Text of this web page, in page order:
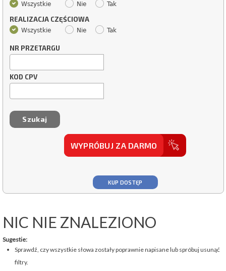
Wszystkie Nie Tak
REALIZACJA CZĘŚCIOWA
Wszystkie Nie Tak
NR PRZETARGU
KOD CPV
WYPRÓBUJ ZA DARMO
KUP DOSTĘP
NIC NIE ZNALEZIONO
Sugestie:
Sprawdź, czy wszystkie słowa zostały poprawnie napisane lub spróbuj usunąć
filtry.